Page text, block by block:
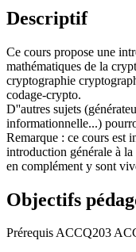
Descriptif
Ce cours propose une
mathématiques de la
cryptographie
codage-crypto.
D''autres sujets
informationnelle...)
Remarque : ce cours est
introduction générale à
en complément y sont
Objectifs
Prérequis ACCQ203